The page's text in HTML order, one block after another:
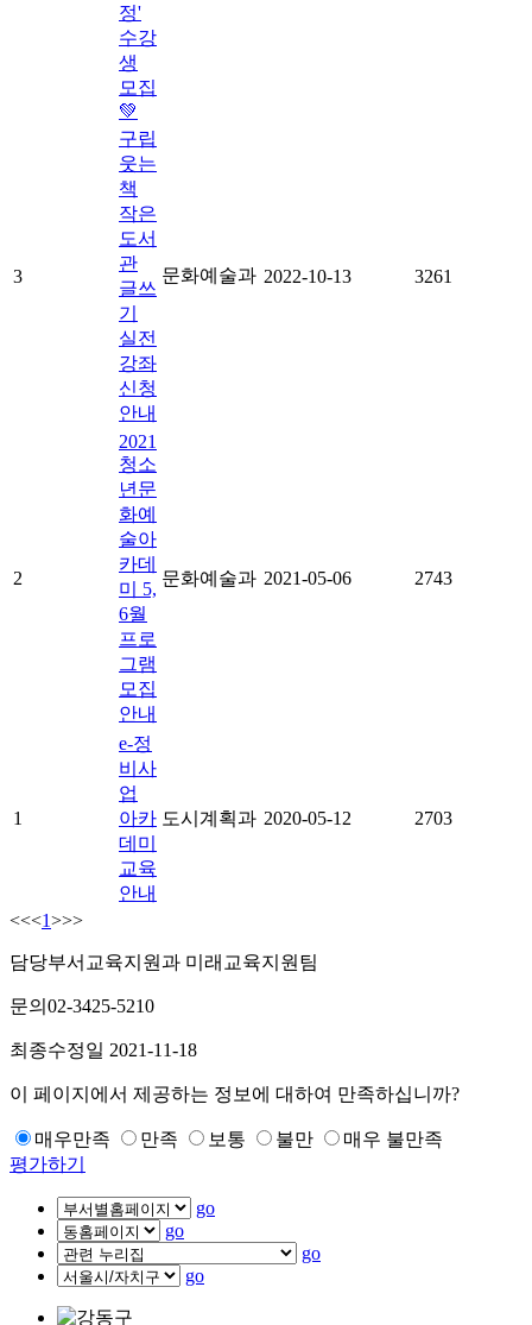
정'
수강
생
모집
💚
3
구립
웃는
책
작은
도서
관
글쓰
기
실전
강좌
신청
안내
문화예술과 2022-10-13 3261
2
2021
청소
년문
화예
술아
카데
미 5,
6월
프로
그램
모집
안내
문화예술과 2021-05-06 2743
1
e-정
비사
업
아카
데미
교육
안내
도시계획과 2020-05-12 2703
<<<1>>>
담당부서 교육지원과 미래교육지원팀
문의 02-3425-5210
최종수정일 2021-11-18
이 페이지에서 제공하는 정보에 대하여 만족하십니까?
매우만족 만족 보통 불만
매우 불만족
평가하기
go
go
go
go